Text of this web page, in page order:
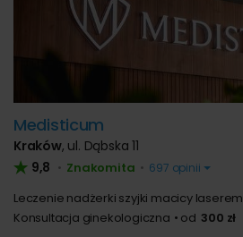
Medisticum
Kraków, ul. Dąbska 11
9,8 • Znakomita • 697 opinii
Leczenie nadżerki szyjki macicy laserem
Konsultacja ginekologiczna
od 300 zł